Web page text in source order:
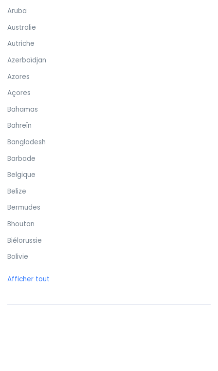
Aruba
Australie
Autriche
Azerbaïdjan
Azores
Açores
Bahamas
Bahreïn
Bangladesh
Barbade
Belgique
Belize
Bermudes
Bhoutan
Biélorussie
Bolivie
Botswana
Afficher tout